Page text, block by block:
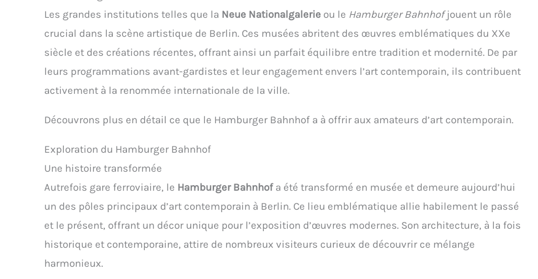
Les grandes institutions telles que la Neue Nationalgalerie ou le Hamburger Bahnhofjouent un rôle
crucial dans la scène artistique de Berlin. Ces musées abritent des œuvres emblématiques du XXe
siècle et des créations récentes, offrant ainsi un parfait équilibre entre tradition et modernité. De par
leurs programmations avant-gardistes et leur engagement envers l’art contemporain, ils contribuent
activement à la renommée internationale de la ville.
Découvrons plus en détail ce que le Hamburger Bahnhof a à offrir aux amateurs d’art contemporain.
Exploration du Hamburger Bahnhof
Une histoire transformée
Autrefois gare ferroviaire, le Hamburger Bahnhofa été transformé en musée et demeure aujourd’hui
un des pôles principaux d’art contemporain à Berlin. Ce lieu emblématique allie habilement le passé
et le présent, offrant un décor unique pour l’exposition d’œuvres modernes. Son architecture, à la fois
historique et contemporaine, attire de nombreux visiteurs curieux de découvrir ce mélange
harmonieux.